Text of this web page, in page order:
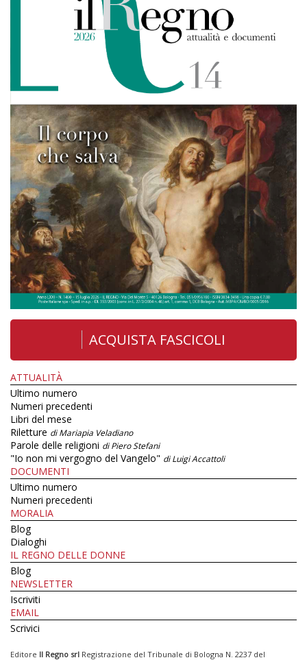
ACQUISTA FASCICOLI
ATTUALITÀ
Ultimo numero
Numeri precedenti
Libri del mese
Riletture di Mariapia Veladiano
Parole delle religioni di Piero Stefani
"Io non mi vergogno del Vangelo" di Luigi Accattoli
DOCUMENTI
Ultimo numero
Numeri precedenti
MORALIA
Blog
Dialoghi
IL REGNO DELLE DONNE
Blog
NEWSLETTER
Iscriviti
EMAIL
Scrivici
Editore Il Regno srl Registrazione del Tribunale di Bologna N. 2237 del